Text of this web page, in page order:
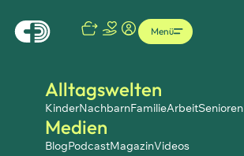
Alltagswelten
KinderNachbarnFamilieArbeitSenioren
Medien
BlogPodcastMagazinVideos
Menü